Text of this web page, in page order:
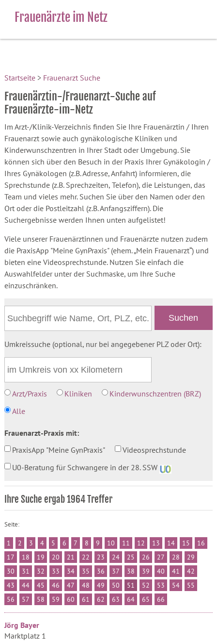
Frauenärzte im Netz
Startseite> Frauenarzt Suche
Frauenärztin-/Frauenarzt-Suche auf
Frauenärzte-im-Netz
Im Arzt-/Klinik-Verzeichnis finden Sie Ihre Frauenärztin / Ihren
Frauenarzt sowie auch gynäkologische Kliniken und
Kinderwunschzentren in Ihrer Stadt oder Umgebung. Sie
können sich über den Besuch in der Praxis Ihrer Gynäkologin /
Ihres Gynäkologen (z.B. Adresse, Anfahrt) informieren, die
Sprechstunde (z.B. Sprechzeiten, Telefon), die Leistungen, das
Team und vieles mehr. Suchen Sie über den Namen oder den
Ort oder die Postleitzahl (z.B. Anfangsziffern). Die
Suchergebnisse werden Ihnen unten aufgelistet!
Viele unserer Frauenärztinnen und Frauenärzte nutzen zudem
die PraxisApp "Meine GynPraxis" (ehem. „Mein Frauenarzt“) und
bieten eine Videosprechstunde. Nutzen Sie einfach die
Auswahlfelder unter der Suchmaske, um Ihre Suche
einzuschränken.
Umkreissuche (optional, nur bei angegebener PLZ oder Ort):
Arzt/Praxis Kliniken
Kinderwunschzentren (BRZ)
Alle
Frauenarzt-Praxis mit:
PraxisApp "Meine GynPraxis"
Videosprechstunde
U0-Beratung für Schwangere in der 28. SSW
Ihre Suche ergab 1964 Treffer
Seite:
1 2 3 4 5 6 7 8 9 10 11 12 13 14 15
16
17
18 19 20 21 22 23 24 25 26 27 28
29
30
31 32 33 34 35 36 37 38 39 40 41
42
43
44 45 46 47 48 49 50 51 52 53 54
55
56
57 58 59 60 61 62 63 64 65 66
Jörg Bayer
Marktplatz 1